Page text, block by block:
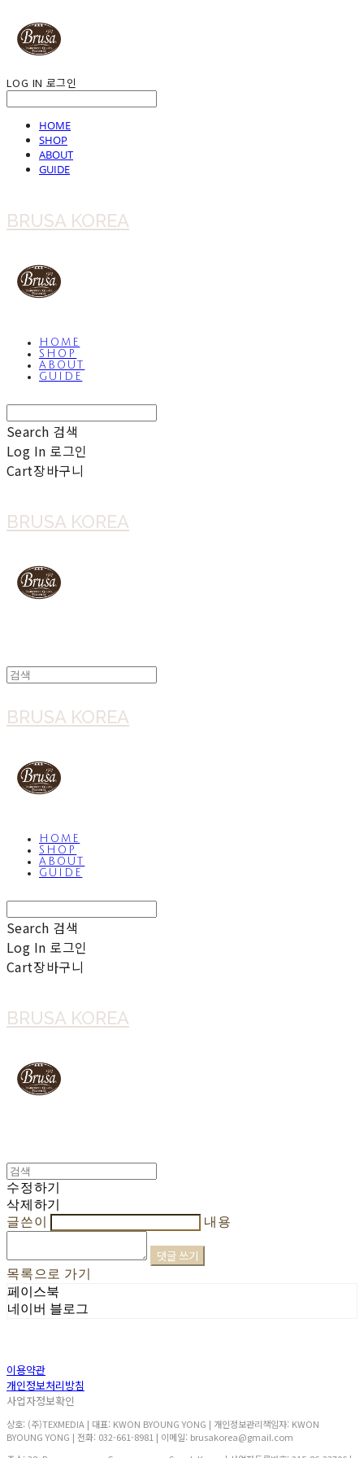
LOG IN 로그인
HOME
SHOP
ABOUT
GUIDE
BRUSA KOREA
HOME
SHOP
ABOUT
GUIDE
Search 검색
Log In 로그인
Cart장바구니
BRUSA KOREA
BRUSA KOREA
HOME
SHOP
ABOUT
GUIDE
Search 검색
Log In 로그인
Cart장바구니
BRUSA KOREA
수정하기
삭제하기
글쓴이
내용
댓글 쓰기
목록으로 가기
페이스북
네이버 블로그
이용약관
개인정보처리방침
사업자정보확인
상호: (주)TEXMEDIA | 대표: KWON BYOUNG YONG | 개인정보관리책임자: KWON
BYOUNG YONG | 전화: 032-661-8981 | 이메일: brusakorea@gmail.com